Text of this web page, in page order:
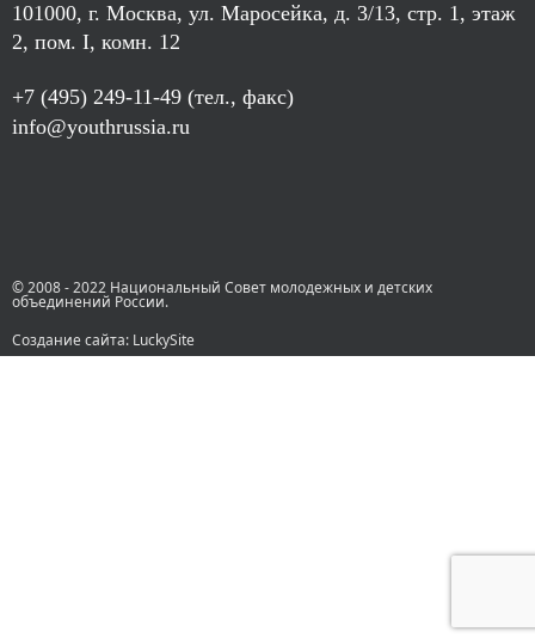
101000, г. Москва, ул. Маросейка, д. 3/13, стр. 1, этаж
2, пом. I, комн. 12
+7 (495) 249-11-49 (тел., факс)
info@youthrussia.ru
© 2008 - 2022 Национальный Совет молодежных и детских
объединений России.
Создание сайта: LuckySite